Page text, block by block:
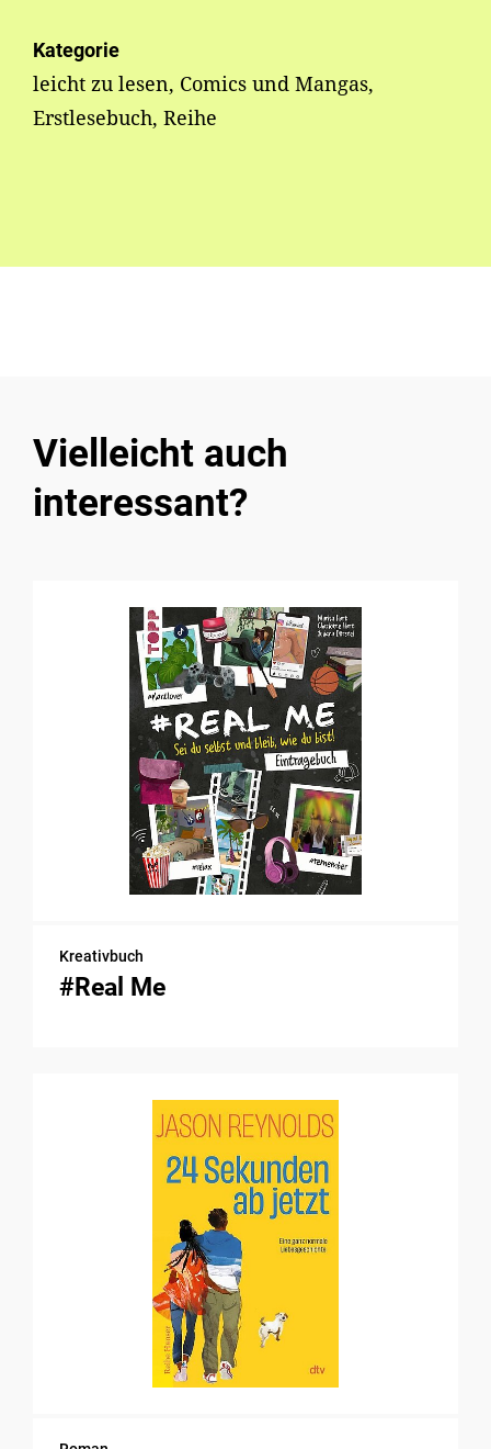
Kategorie
leicht zu lesen, Comics und Mangas,
Erstlesebuch, Reihe
Vielleicht auch
interessant?
Kreativbuch
#Real Me